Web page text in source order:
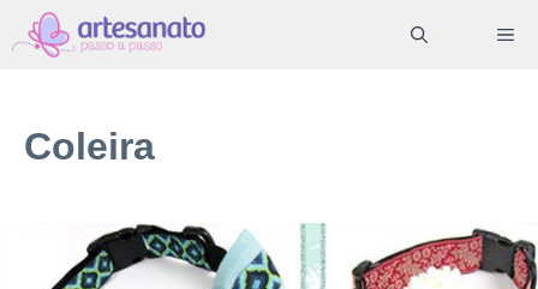
Pular
para
conteúdo
Coleira